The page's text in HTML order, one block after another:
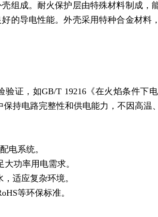
组成。耐火保护层由特殊材料制成，
的导电性能。外壳采用特种合金材料
证，如GB/T 19216《在火焰条件下
持电路完整性和供电能力，不因高温
电系统。
功率用电需求。
适应复杂环境。
等环保标准。